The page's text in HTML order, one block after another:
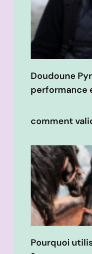
Doudoune
performance
comment
Pourquoi